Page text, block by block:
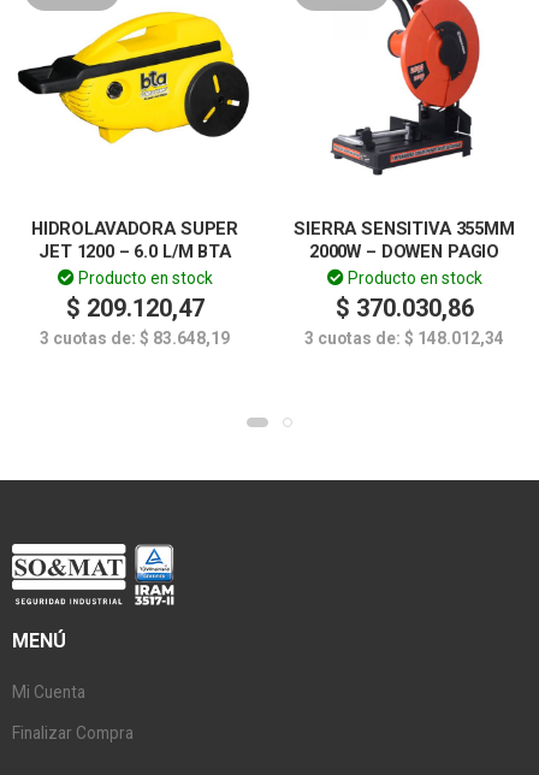
HIDROLAVADORA SUPER
JET 1200 – 6.0 L/M BTA
Producto en stock
$ 209.120,47
3 cuotas de: $ 83.648,19
SIERRA SENSITIVA 355MM
2000W – DOWEN PAGIO
Producto en stock
$ 370.030,86
3 cuotas de: $ 148.012,34
MENÚ
Mi Cuenta
Finalizar Compra